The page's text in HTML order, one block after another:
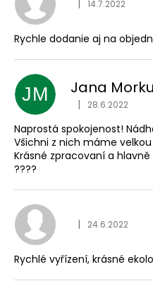
| 14.7.2022
Rychle dodanie aj na
JM Jana
| 28.6.2022
Naprostá spokojenost!
Všichni z nich máme
Krásné zpracovaní a
????
| 24.6.2022
Rychlé vyřízení, krásné
u
j
e
m
e